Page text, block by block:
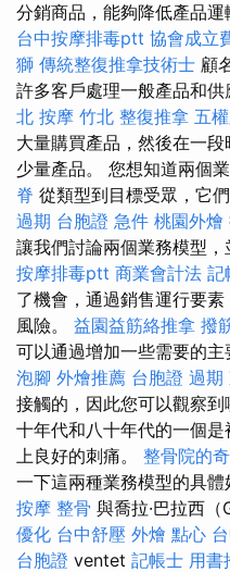
分銷商品，能夠降低產品運
台中按摩排毒ptt 協會成立
獅 傳統整復推拿技術士 顧
許多客戶處理一般產品和供
北 按摩 竹北 整復推拿 五
大量購買產品，然後在一
少量產品。 您想知道兩個
脊 從類型到目標受眾，它
過期 台胞證 急件 桃園外燴
讓我們討論兩個業務模型，
按摩排毒ptt 商業會計法 記
了機會，通過銷售運行要
風險。 益園益筋絡推拿 撥
可以通過增加一些需要的主
泡腳 外燴推薦 台胞證 過期
接觸的，因此您可以觀察
十年代和八十年代的一個
上良好的刺痛。 整骨院的
一下這兩種業務模型的具體
按摩 整骨 與喬拉·巴拉西
優化 台中舒壓 外燴 點心
台胞證 ventet 記帳士 用書